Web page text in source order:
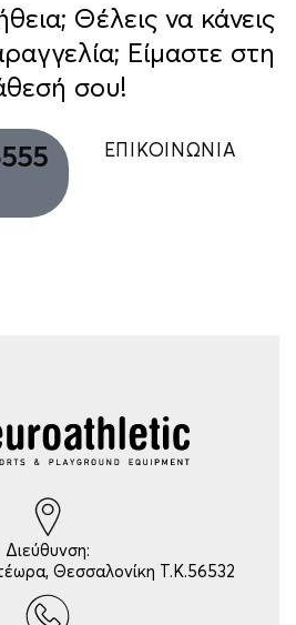
Θέλεις να κάνεις
Είμαστε στη
σου!
ΕΠΙΚΟΙΝΩΝΙΑ
Διεύθυνση:
Θεσσαλονίκη Τ.Κ.56532